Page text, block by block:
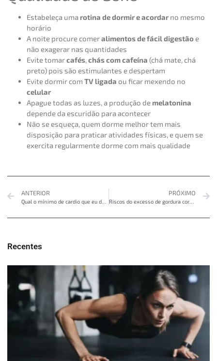
Estabeleça uma rotina de dormir e acordar no mesmo
horário
A noite procure comeralimentos de fácil digestão e
não exagerar nas quantidades
Evite tomarcafés,chás com cafeína (chá mate, chá
preto) pois são estimulantes e despertam
Evite dormir com TV ligada ou ficar mexendo no
celular
Apague todas as luzes, a produção de melatonina
depende da escuridão para acontecer
Não se esqueça, quem dorme melhor tem mais
disposição para praticar atividades físicas, e quem se
exercita regularmente dorme com mais qualidade
ANTERIOR
Qual o mínimo de cardio que eu devo fazer por semana?
PRÓXIMO
Riscos do excesso de gordura corporal
Recentes